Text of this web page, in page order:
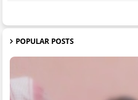
POPULAR POSTS